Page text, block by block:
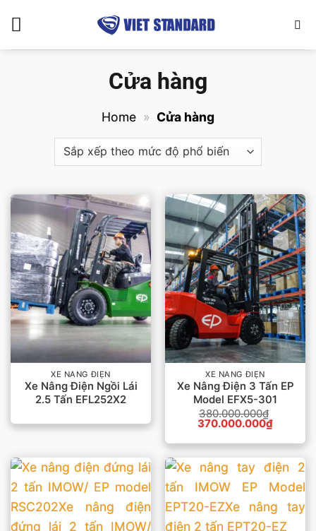
qua
nội
Cửa hàng
Home » Cửa hàng
XE NÂNG ĐIỆN
Xe Nâng Điện Ngồi Lái
2.5 Tấn EFL252X2
XE NÂNG ĐIỆN
Xe Nâng Điện 3 Tấn EP
Model EFX5-301
380.000.000₫
Giá
là:
370.000.000₫Giá
tại